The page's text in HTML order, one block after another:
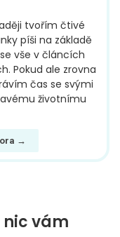
tvořím čtivé
píši na základě
vše v článcích
Pokud ale zrovna
čas se svými
životnímu
→
vám